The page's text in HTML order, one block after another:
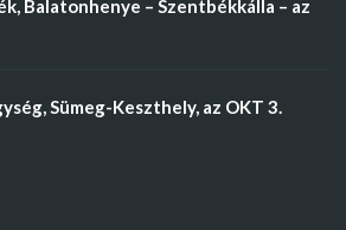
Balatonhenye – Szentbékkálla – az
Sümeg-Keszthely, az OKT 3.